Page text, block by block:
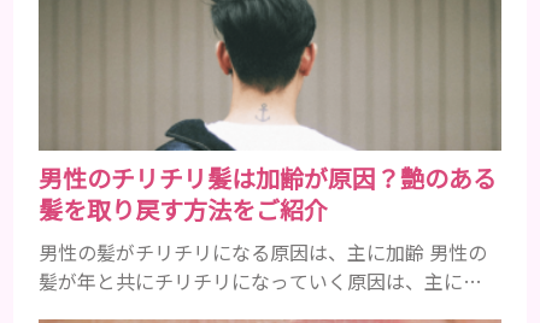
男性のチリチリ髪は加齢が原因？艶のある
髪を取り戻す方法をご紹介
男性の髪がチリチリになる原因は、主に加齢 男性の
髪が年と共にチリチリになっていく原因は、主に加